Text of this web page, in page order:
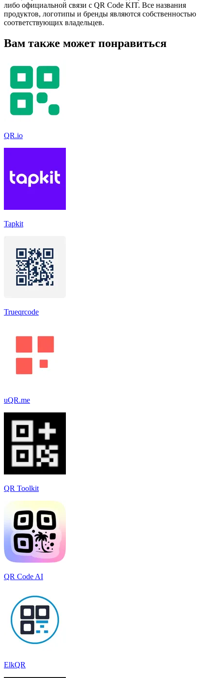
либо официальной связи с QR Code KIT. Все названия
продуктов, логотипы и бренды являются собственностью
соответствующих владельцев.
Вам также может понравиться
QR.io
Tapkit
Trueqrcode
uQR.me
QR Toolkit
QR Code AI
ElkQR